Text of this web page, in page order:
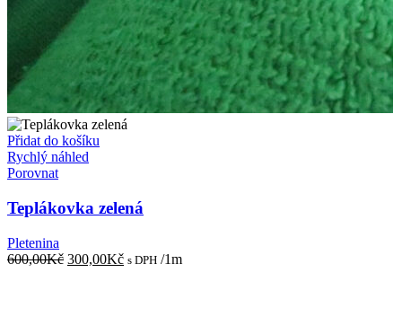
Přidat do košíku
Rychlý náhled
Porovnat
Teplákovka zelená
Pletenina
600,00Kč Původní
300,00KčAktuální
s DPH /1m